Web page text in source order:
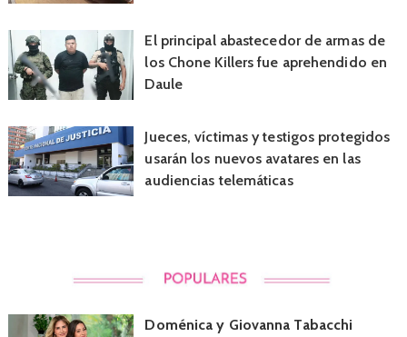
El principal abastecedor de armas de
los Chone Killers fue aprehendido en
Daule
Jueces, víctimas y testigos protegidos
usarán los nuevos avatares en las
audiencias telemáticas
Doménica y Giovanna Tabacchi